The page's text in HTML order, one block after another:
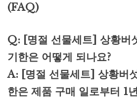
(FAQ)
Q: [명절 선물세트] 상황버
기한은 어떻게 되나요?
A: [명절 선물세트] 상황버
한은 제품 구매 일로부터 1